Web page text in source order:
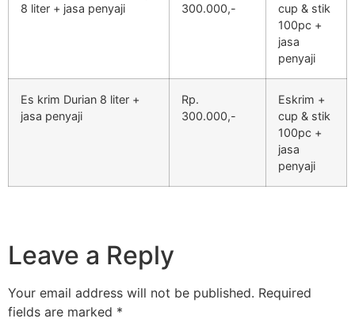
8 liter + jasa penyaji
300.000,-
cup & stik
100pc +
jasa
penyaji
Es krim Durian 8 liter +
jasa penyaji
Rp.
300.000,-
Eskrim +
cup & stik
100pc +
jasa
penyaji
Leave a Reply
Your email address will not be published. Required
fields are marked *